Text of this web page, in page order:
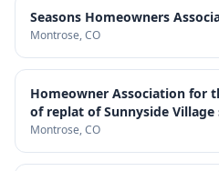
Seasons Homeowners
Montrose, CO
Homeowner Association for
of replat of Sunnyside
Montrose, CO